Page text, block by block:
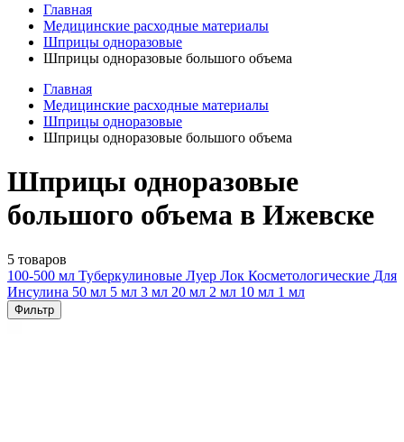
Главная
Медицинские расходные материалы
Шприцы одноразовые
Шприцы одноразовые большого объема
Главная
Медицинские расходные материалы
Шприцы одноразовые
Шприцы одноразовые большого объема
Шприцы одноразовые
большого объема в Ижевске
5 товаров
100-500 мл Туберкулиновые Луер Лок Косметологические Для
Инсулина 50 мл 5 мл 3 мл 20 мл 2 мл 10 мл 1 мл
Фильтр